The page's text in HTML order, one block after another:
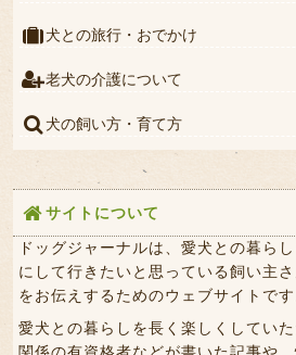
犬との旅行・おでかけ
老犬の介護について
犬の飼い方・育て方
サイトについて
ドッグジャーナルは、愛犬との暮ら
にして行きたいと思っている飼い主
をお伝えするためのウェブサイトです
愛犬との暮らしを長く楽しくしてい